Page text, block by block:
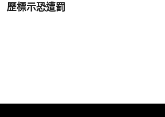
歷標示恐遭罰